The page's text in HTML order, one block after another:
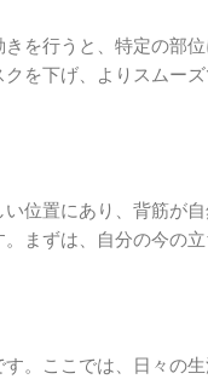
を行うと、特定の部
を下げ、よりスムー
位置にあり、背筋が
まずは、自分の今の立
。ここでは、日々の